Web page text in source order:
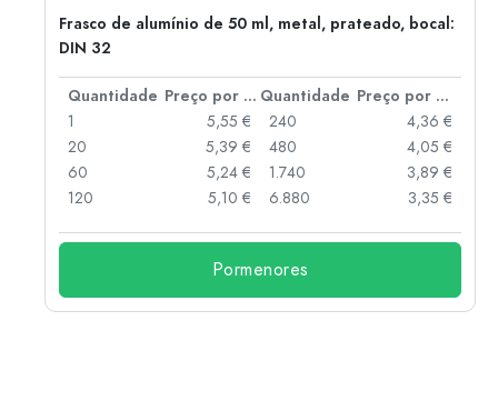
Frasco de alumínio de 50 ml, metal, prateado, bocal:
DIN 32
Quantidade Preço por peça Quantidade
Preço por peça
1
5,55 €
20
5,39 €
60
5,24 €
120
5,10 €
240
4,36 €
480
4,05 €
1.740
3,89 €
6.880
3,35 €
Pormenores